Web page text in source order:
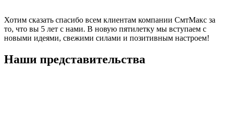
Хотим сказать спасибо всем клиентам компании СмтМакс за
то, что вы 5 лет с нами. В новую пятилетку мы вступаем с
новыми идеями, свежими силами и позитивным настроем!
Наши представительства